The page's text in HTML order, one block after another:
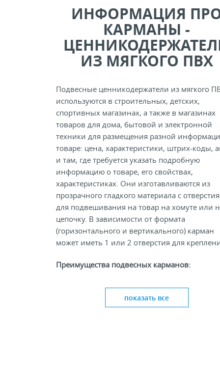
ИНФОРМАЦИЯ
КАРМАНЫ -
ИЗ МЯГКОГО ПВХ
Подвесные ценникодержатели из мягкого
используются в строительных, детских,
спортивных магазинах, а также в магазинах
товаров для дома, бытовой и электронной
техники для размещения разной
товаре: цена, характеристики, штрих-коды,
и там, где требуется указать подробную
информацию о товаре, его свойствах,
характеристиках. Они изготавливаются из
прозрачного гладкого материала с
для подвешивания на товар на хомуте или
цепочку. В зависимости от формата
(горизонтального и вертикального) карман
может иметь 1 или 2 отверстия для
Преимущества подвесных карманов:
Позволяет разместить подробную
информацию о товаре;
защищают бумажную информацию от
показать все